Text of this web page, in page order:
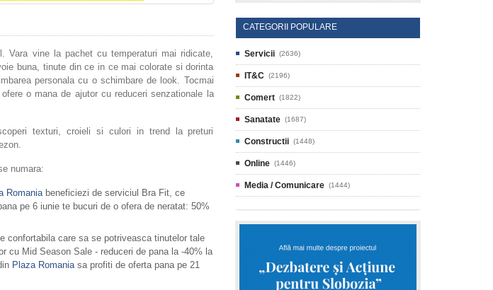
Vara vine la pachet cu temperaturi mai ridicate,
buna, tinute din ce in ce mai colorate si dorinta
personala cu o schimbare de look. Tocmai
o mana de ajutor cu reduceri senzationale la
texturi, croieli si culori in trend la preturi
numara:
Romaniabeneficiezi de serviciul Bra Fit, ce
pe 6 iunie te bucuri de o ofera de neratat: 50%
confortabila care sa se potriveasca tinutelor tale
cu Mid Season Sale - reduceri de pana la -40% la
Plaza Romaniasa profiti de oferta pana pe 21
CATEGORII POPULARE
Servicii (2636)
IT&C (2196)
Comert (1822)
Sanatate (1687)
Constructii (1448)
Online (1446)
Media / Comunicare (1444)